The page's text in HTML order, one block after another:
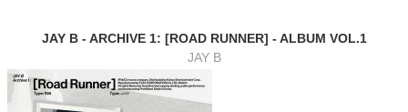
JAY B - ARCHIVE 1: [ROAD RUNNER] - ALBUM VOL.1
JAY B